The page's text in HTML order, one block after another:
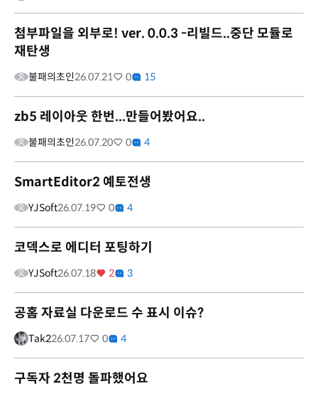
첨부파일을 외부로! ver. 0.0.3 -리빌드..중단 모듈로
재탄생
불패의초인26.07.21 0 15
zb5 레이아웃 한번...만들어봤어요..
불패의초인26.07.20 0 4
SmartEditor2 예토전생
YJSoft26.07.19 0 4
코덱스로 에디터 포팅하기
YJSoft26.07.18 2 3
공홈 자료실 다운로드 수 표시 이슈?
Tak226.07.17 0 4
구독자 2천명 돌파했어요